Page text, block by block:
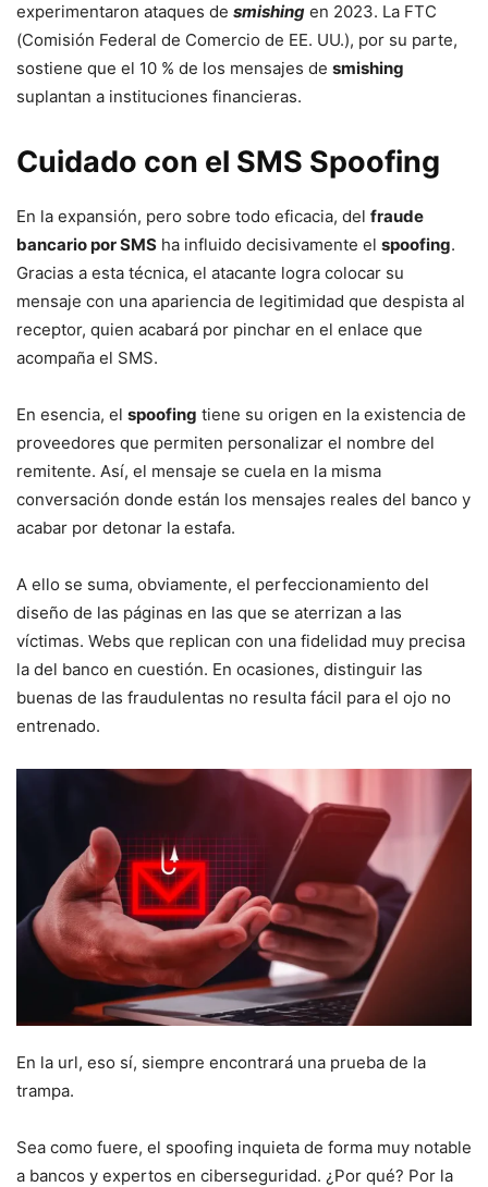
experimentaron ataques de smishing en 2023. La FTC
(Comisión Federal de Comercio de EE. UU.), por su parte,
sostiene que el 10 % de los mensajes de smishing
suplantan a instituciones financieras.
Cuidado con el SMS Spoofing
En la expansión, pero sobre todo eficacia, del fraude
bancario por SMS ha influido decisivamente el spoofing.
Gracias a esta técnica, el atacante logra colocar su
mensaje con una apariencia de legitimidad que despista al
receptor, quien acabará por pinchar en el enlace que
acompaña el SMS.
En esencia, el spoofing tiene su origen en la existencia de
proveedores que permiten personalizar el nombre del
remitente. Así, el mensaje se cuela en la misma
conversación donde están los mensajes reales del banco y
acabar por detonar la estafa.
A ello se suma, obviamente, el perfeccionamiento del
diseño de las páginas en las que se aterrizan a las
víctimas. Webs que replican con una fidelidad muy precisa
la del banco en cuestión. En ocasiones, distinguir las
buenas de las fraudulentas no resulta fácil para el ojo no
entrenado.
En la url, eso sí, siempre encontrará una prueba de la
trampa.
Sea como fuere, el spoofing inquieta de forma muy notable
a bancos y expertos en ciberseguridad. ¿Por qué? Por la